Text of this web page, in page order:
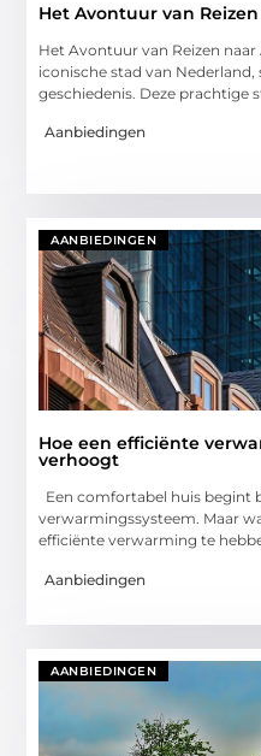
Het Avontuur van
Het Avontuur van Reizen
iconische stad van
geschiedenis. Deze prachtige
Aanbiedingen
AANBIEDINGEN
Hoe een efficiënte
verhoogt
Een comfortabel huis begint
verwarmingssysteem. Maar
efficiënte verwarming te
Aanbiedingen
AANBIEDINGEN